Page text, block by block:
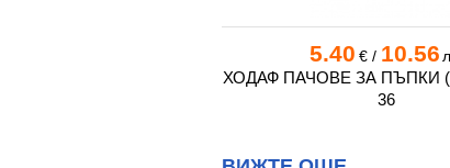
5.40 €/ 10.56
ХОДАФ ПАЧОВЕ ЗА ПЪПКИ
36